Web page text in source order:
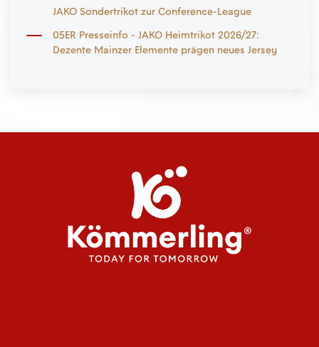
JAKO Sondertrikot zur Conference-League
05ER Presseinfo - JAKO Heimtrikot 2026/27:
Dezente Mainzer Elemente prägen neues Jersey